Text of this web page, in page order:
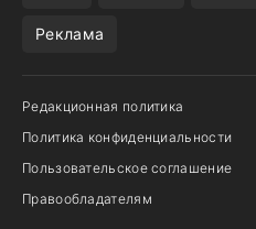
Реклама
Редакционная политика
Политика конфиденциальности
Пользовательское соглашение
Правообладателям